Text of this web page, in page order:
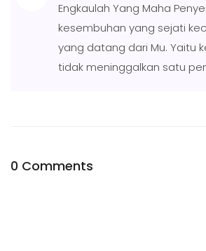
Engkaulah Yang Maha
kesembuhan yang sejati
yang datang dari Mu. Yaitu
tidak meninggalkan satu
0 Comments